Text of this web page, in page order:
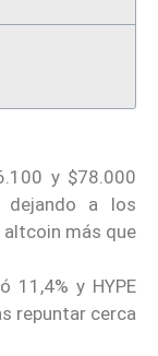
y $78.000
dejando a los
más que
11,4% y HYPE
repuntar cerca